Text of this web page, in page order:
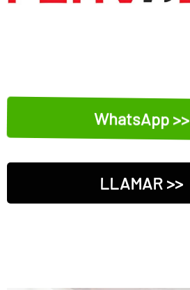
WhatsApp >>
LLAMAR >>